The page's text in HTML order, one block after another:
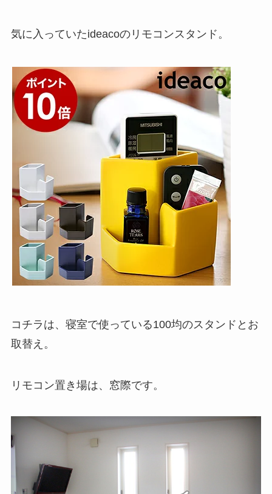
気に入っていたideacoのリモコンスタンド。
コチラは、寝室で使っている100均のスタンドとお
取替え。
リモコン置き場は、窓際です。